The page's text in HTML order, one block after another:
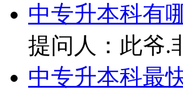
中专升本科有
提问人：此爷.
中专升本科最